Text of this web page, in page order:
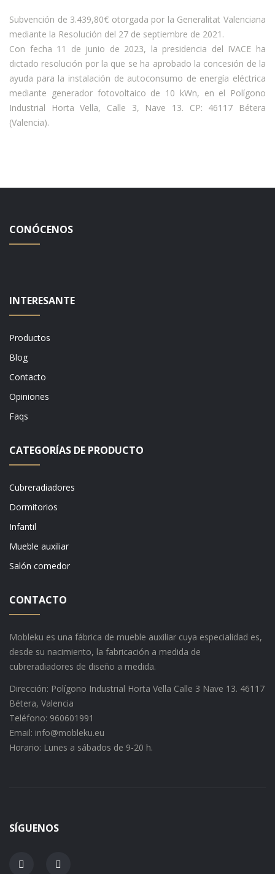
Subvención de 3.439,80€ otorgada por la Generalitat Valenciana
mediante la Resolución del 27 de septiembre de 2021.
Con fecha 11 de junio de 2023, la presidencia del IVACE ha
dictado resolución por la que se ha aprobado la concesión de la
ayuda para la instalación de autoconsumo de energía eléctrica
mediante generador fotovoltaico de 10 kWn, en el Polígono
Industrial Horta Vella, Calle 3, Nave 13. CP: 46117 Bétera
(Valencia).
CONÓCENOS
INTERESANTE
Productos
Blog
Contacto
Opiniones
Faqs
CATEGORÍAS DE PRODUCTO
Cubreradiadores
Dormitorios
Infantil
Mueble auxiliar
Salón comedor
CONTACTO
Mobleku es una fábrica de mueble auxiliar cuya especialidad es,
desde su nacimiento, la fabricación a medida de
cubreradiadores de diseño a medida.
Dirección: Polígono Industrial Horta Vella Calle 3 Nave 13. 46117
Bétera, Valencia
Teléfono: 960601991
Email: info@mobleku.eu
Horario: Lunes a sábados de 9-20 h.
SÍGUENOS